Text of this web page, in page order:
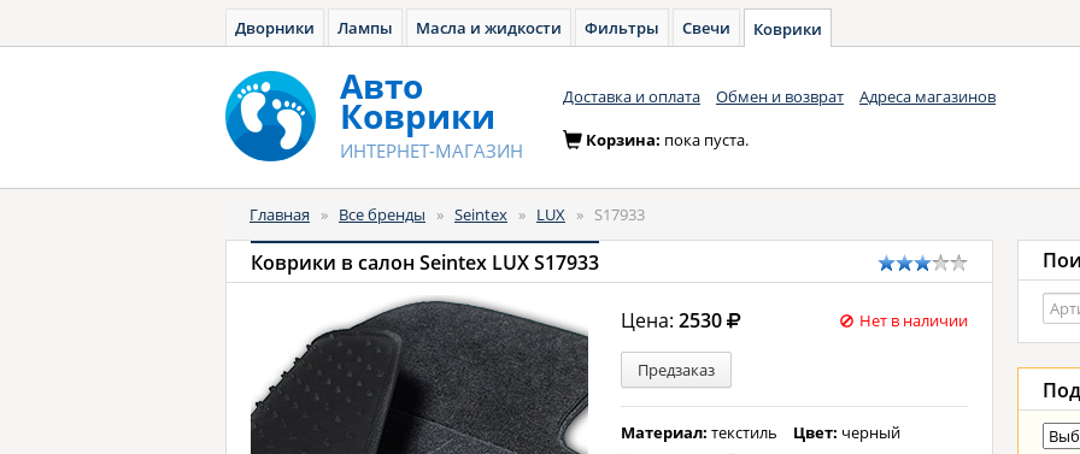
Дворники Лампы Масла и жидкости Фильтры Свечи Коврики
Авто
Коврики
ИНТЕРНЕТ-МАГАЗИН
Доставка и оплата Обмен и возврат Адреса магазинов
Корзина: пока пуста.
Главная » Все бренды » Seintex » LUX » S17933
Коврики в салон Seintex LUX S17933
Цена:2530 Нет в наличии
Предзаказ
Материал:текстиль Цвет: черный